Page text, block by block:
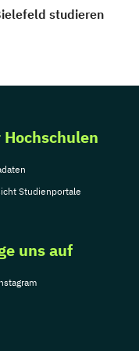
studieren
Hochschulen
Studienportale
uns auf